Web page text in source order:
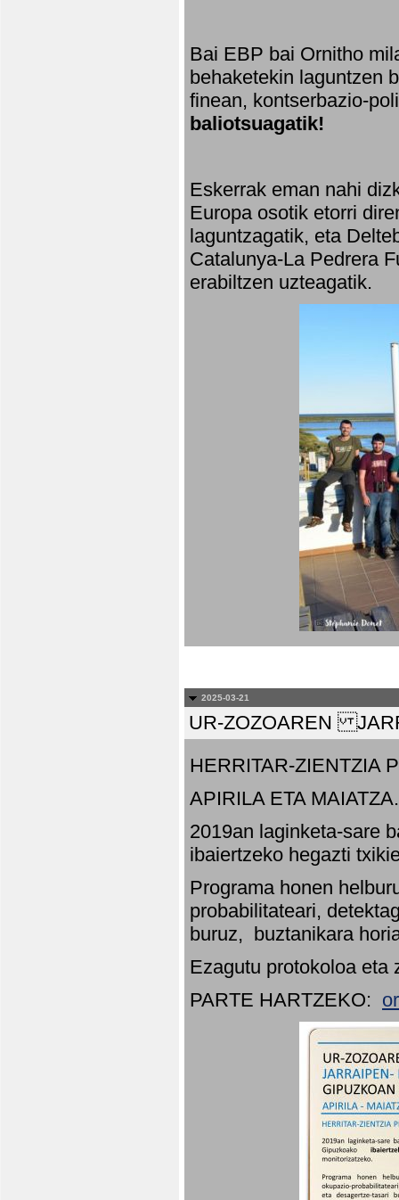
Bai EBP bai Ornitho
behaketekin laguntzen
finean, kontserbazio-
baliotsuagatik!
Eskerrak eman nahi
Europa osotik etorri
laguntzagatik, eta
Catalunya-La Pedrera
erabiltzen uzteagatik.
2025-03-21
UR-ZOZOAREN
HERRITAR-ZIENTZIA
APIRILA ETA MAIATZA.
2019an laginketa-sare
ibaiertzeko hegazti
Programa honen
probabilitateari,
buruz, buztanikara
Ezagutu protokoloa eta
PARTE HARTZEKO: